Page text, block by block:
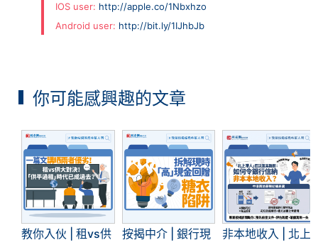
IOS user: http://apple.co/1Nbxhzo
Android user: http://bit.ly/1IJhbJb
你可能感興趣的文章
教你入伙 | 租vs供
按揭中介 | 銀行現
非本地收入 | 北上